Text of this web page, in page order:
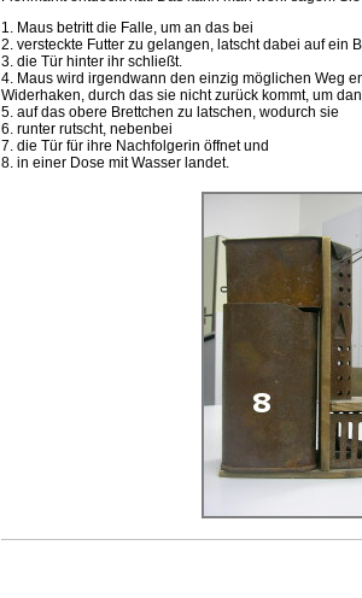
1. Maus betritt die Falle, um an das bei
2. versteckte Futter zu gelangen, latscht dabei auf ein
3. die Tür hinter ihr schließt.
4. Maus wird irgendwann den einzig möglichen Weg
Widerhaken, durch das sie nicht zurück kommt, um
5. auf das obere Brettchen zu latschen, wodurch sie
6. runter rutscht, nebenbei
7. die Tür für ihre Nachfolgerin öffnet und
8. in einer Dose mit Wasser landet.